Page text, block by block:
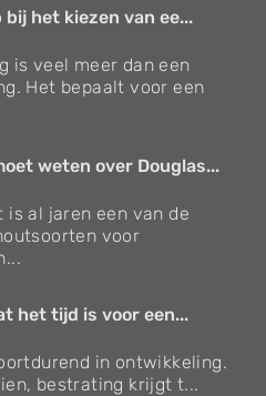
bij het kiezen van ee...
is veel meer dan een
Het bepaalt voor een
weten over Douglas...
is al jaren een van de
voor
het tijd is voor een...
in ontwikkeling.
bestrating krijgt t...